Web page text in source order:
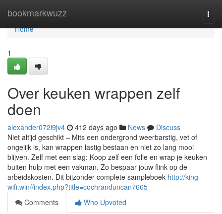
bookmarkwuzz
Home
Home
1
Over keuken wrappen zelf
doen
alexander072i9jv4 412 days ago News
Discuss
Niet altijd geschikt – Mits een ondergrond weerbarstig, vet of
ongelijk is, kan wrappen lastig bestaan en niet zo lang mooi
blijven. Zelf met een slag: Koop zelf een folie en wrap je keuken
buiten hulp met een vakman. Zo bespaar jouw flink op de
arbeidskosten. Dit bijzonder complete sampleboek http://king-
wifi.win//index.php?title=cochranduncan7665
Comments
Who Upvoted